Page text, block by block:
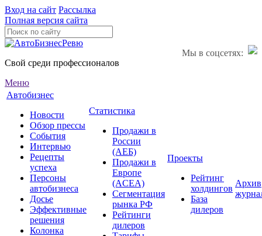
Вход на сайт Рассылка
Полная версия сайта
Мы в соцсетях:
Свой среди профессионалов
Меню
Автобизнес
Новости
Обзор прессы
События
Интервью
Рецепты
успеха
Персоны
автобизнеса
Досье
Эффективные
решения
Колонка
Статистика
Продажи в
России
(АЕБ)
Продажи в
Европе
(ACEA)
Сегментация
рынка РФ
Рейтинги
дилеров
Проекты
Рейтинг
холдингов
База
дилеров
Архив